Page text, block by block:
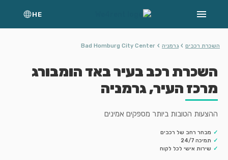
HE
השכרת רכבים › גרמניה ›
Bad Homburg City Center
השכרת רכב בעיר באד הומבורג
מרכז העיר, גרמניה
ההצעות הטובות ביותר מספקים אמינים
✓ מבחר רחב של רכבים
✓ תמיכה 24/7
✓ שירות אישי לכל לקוח